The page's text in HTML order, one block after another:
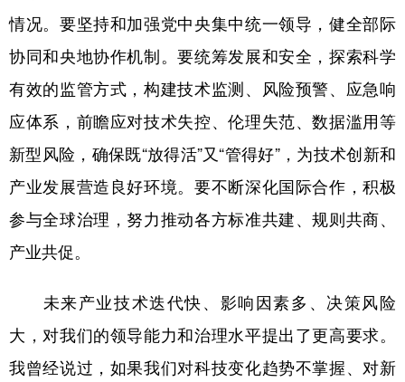
情况。要坚持和加强党中央集中统一领导，健全部际
协同和央地协作机制。要统筹发展和安全，探索科学
有效的监管方式，构建技术监测、风险预警、应急响
应体系，前瞻应对技术失控、伦理失范、数据滥用等
新型风险，确保既“放得活”又“管得好”，为技术创新和
产业发展营造良好环境。要不断深化国际合作，积极
参与全球治理，努力推动各方标准共建、规则共商、
产业共促。
未来产业技术迭代快、影响因素多、决策风险
大，对我们的领导能力和治理水平提出了更高要求。
我曾经说过，如果我们对科技变化趋势不掌握、对新